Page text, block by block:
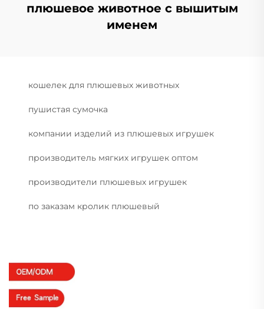
плюшевое животное с вышитым
именем
кошелек для плюшевых животных
пушистая сумочка
компании изделий из плюшевых игрушек
производитель мягких игрушек оптом
производители плюшевых игрушек
по заказам кролик плюшевый